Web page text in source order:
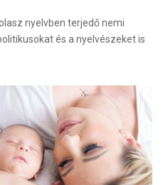
nyelvben terjedő nemi
és a nyelvészeket is